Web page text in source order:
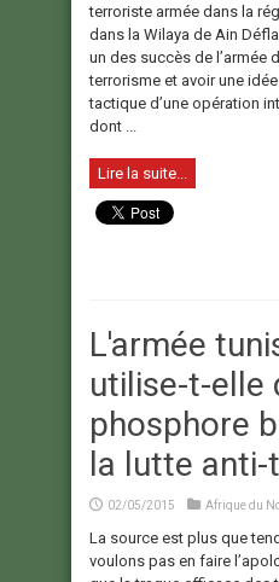
terroriste armée dans la
dans la Wilaya de Ain
un des succès de l’armée
terrorisme et avoir une
tactique d’une opération
dont ...
Lire la suite...
L'armée
utilise-t-elle
phosphore
la lutte
02/05/2015 Afrique du
La source est plus que
voulons pas en faire